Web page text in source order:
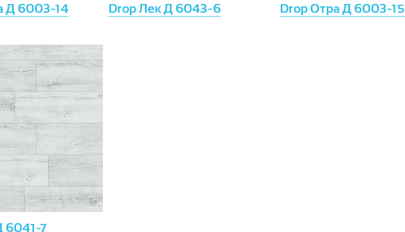
Д 6003-14 Drop Лек Д 6043-6 Drop Отра Д 6003-15
6041-7